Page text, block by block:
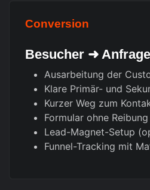
Conversion
Besucher ➜
Ausarbeitung der
Klare Primär- und
Kurzer Weg zum
Formular ohne Reibung
Lead-Magnet-Setup
Funnel-Tracking mit